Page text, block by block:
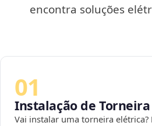
encontra soluções
01
Instalação de
Vai instalar uma torneira elétrica?